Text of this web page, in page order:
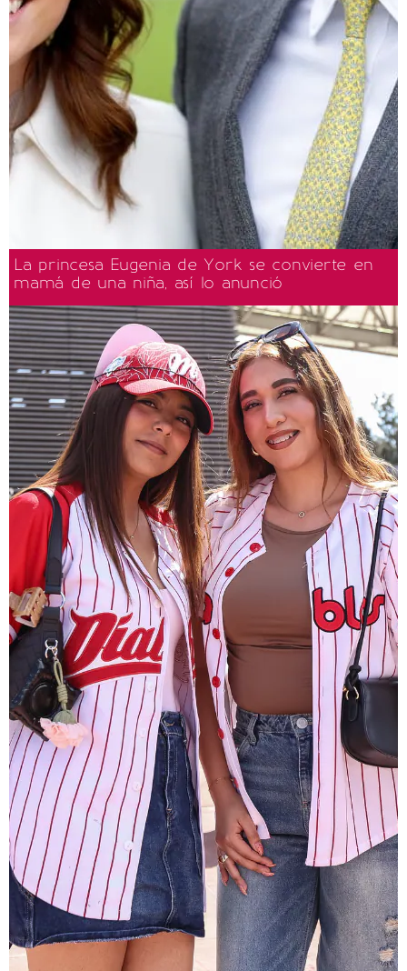
La princesa Eugenia de York se convierte en
mamá de una niña, así lo anunció